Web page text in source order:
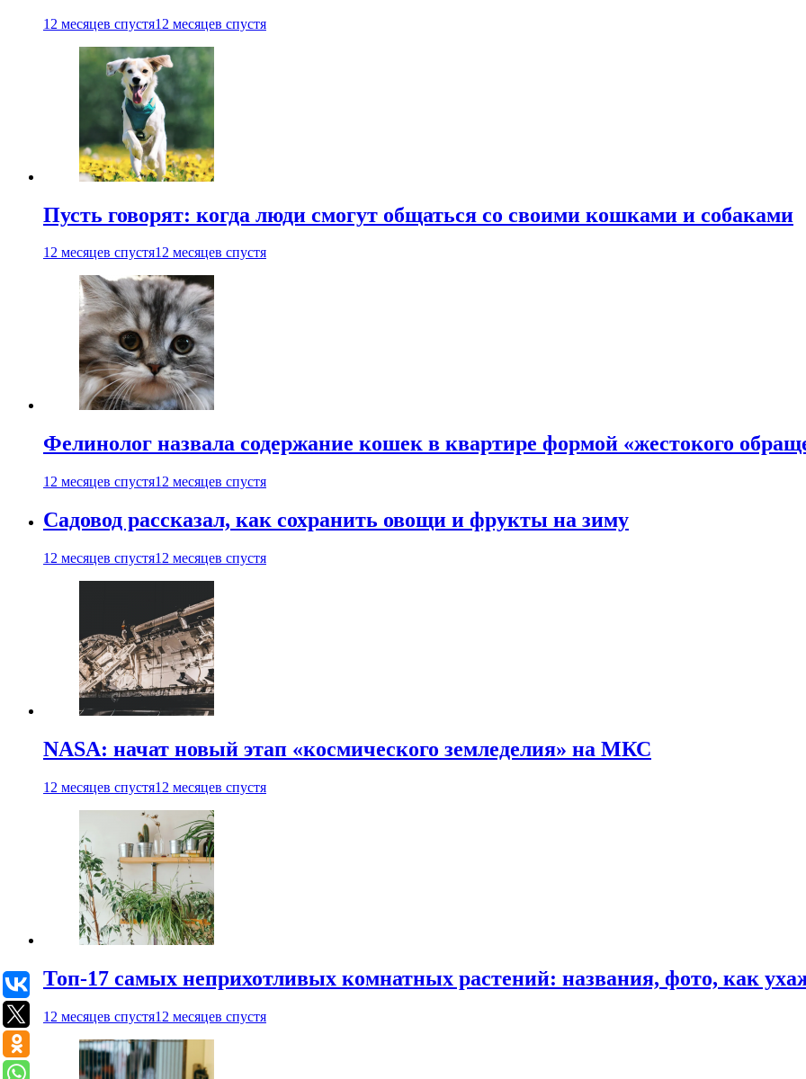
12 месяцев спустя12 месяцев спустя
Пусть говорят: когда люди смогут общаться со своими кошками и собаками
12 месяцев спустя12 месяцев спустя
Фелинолог назвала содержание кошек в квартире формой «жестокого
12 месяцев спустя12 месяцев спустя
Садовод рассказал, как сохранить овощи и фрукты на зиму
12 месяцев спустя12 месяцев спустя
NASA: начат новый этап «космического земледелия» на МКС
12 месяцев спустя12 месяцев спустя
Топ-17 самых неприхотливых комнатных растений: названия, фото, как
12 месяцев спустя12 месяцев спустя